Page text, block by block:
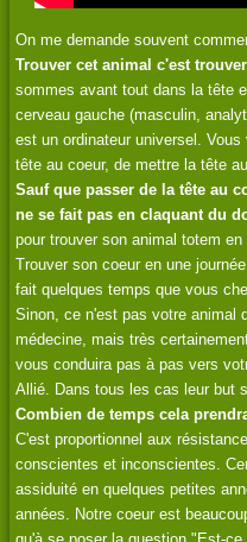
On me demande souvent
Trouver cet animal c'est
sommes avant tout dans la tête
cerveau gauche (masculin,
est un ordinateur universel.
tête au coeur, de mettre la tête
Sauf que passer de la tête au
ne se fait pas en claquant du
pour trouver son animal totem
Trouver son coeur en une
fait quelques temps que vous
Sinon, ce n'est pas votre animal
médecine, mais très
vous conduira pas à pas vers
Allié. Dans tous les cas leur but
Combien de temps cela
C'est proportionnel aux
conscientes et inconscientes.
assiduité en quelques petites
années. Notre coeur est